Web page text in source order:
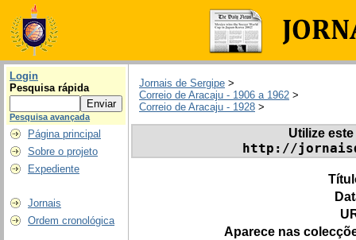
Login
Pesquisa rápida
Pesquisa avançada
Página principal
Sobre o projeto
Expediente
Jornais
Ordem cronológica
Jornais de Sergipe >
Correio de Aracaju - 1906 a 1962 >
Correio de Aracaju - 1928 >
Utilize
http://
Aparece nas